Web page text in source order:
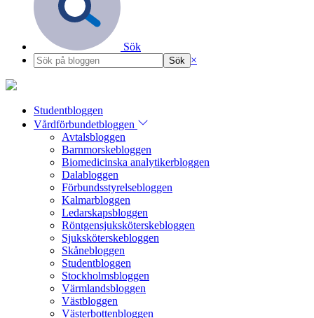
Sök
×
Studentbloggen
Vårdförbundetbloggen
Avtalsbloggen
Barnmorskebloggen
Biomedicinska analytikerbloggen
Dalabloggen
Förbundsstyrelsebloggen
Kalmarbloggen
Ledarskapsbloggen
Röntgensjuksköterskebloggen
Sjuksköterskebloggen
Skånebloggen
Studentbloggen
Stockholmsbloggen
Värmlandsbloggen
Västbloggen
Västerbottenbloggen